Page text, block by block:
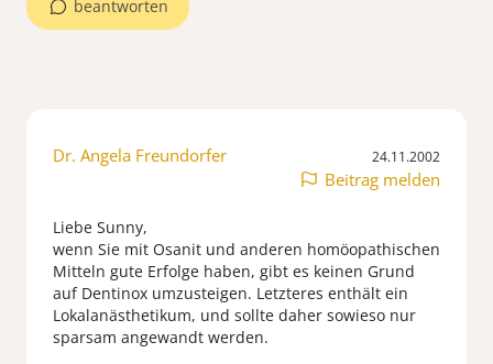
beantworten
Dr. Angela Freundorfer 24.11.2002
Beitrag melden
Liebe Sunny,
wenn Sie mit Osanit und anderen homöopathischen
Mitteln gute Erfolge haben, gibt es keinen Grund
auf Dentinox umzusteigen. Letzteres enthält ein
Lokalanästhetikum, und sollte daher sowieso nur